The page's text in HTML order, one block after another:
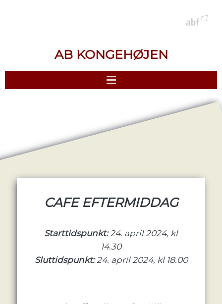
AB KONGEHØJEN
CAFE EFTERMIDDAG
Starttidspunkt:24. april 2024, kl
14.30
Sluttidspunkt:24. april 2024, kl 18.00